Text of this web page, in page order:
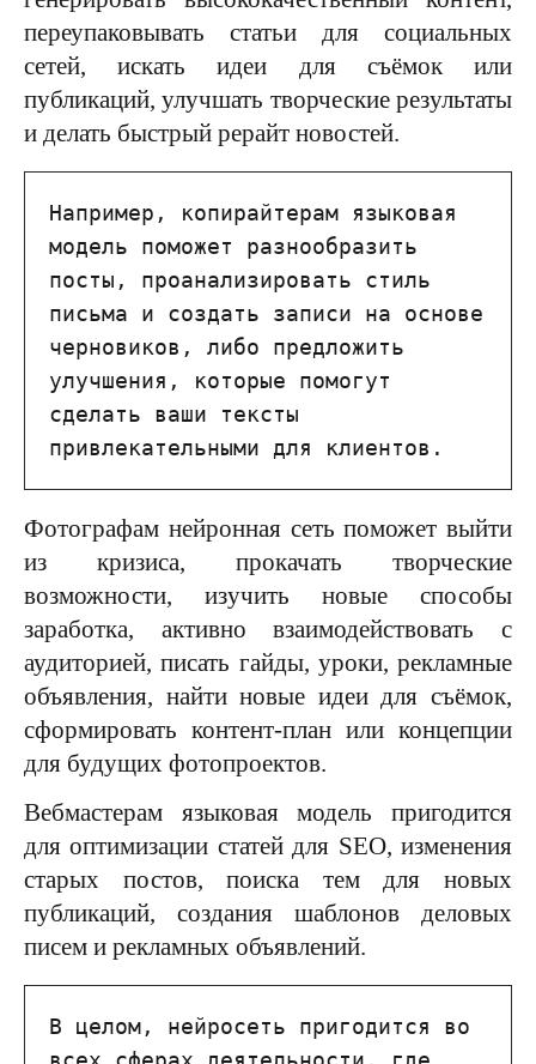
переупаковывать статьи для социальных
сетей, искать идеи для съёмок или
публикаций, улучшать творческие результаты
и делать быстрый рерайт новостей.
Например, копирайтерам языковая
модель поможет разнообразить
посты, проанализировать стиль
письма и создать записи на основе
черновиков, либо предложить
улучшения, которые помогут
сделать ваши тексты
привлекательными для клиентов.
Фотографам нейронная сеть поможет выйти
из кризиса, прокачать творческие
возможности, изучить новые способы
заработка, активно взаимодействовать с
аудиторией, писать гайды, уроки, рекламные
объявления, найти новые идеи для съёмок,
сформировать контент-план или концепции
для будущих фотопроектов.
Вебмастерам языковая модель пригодится
для оптимизации статей для SEO, изменения
старых постов, поиска тем для новых
публикаций, создания шаблонов деловых
писем и рекламных объявлений.
В целом, нейросеть пригодится во